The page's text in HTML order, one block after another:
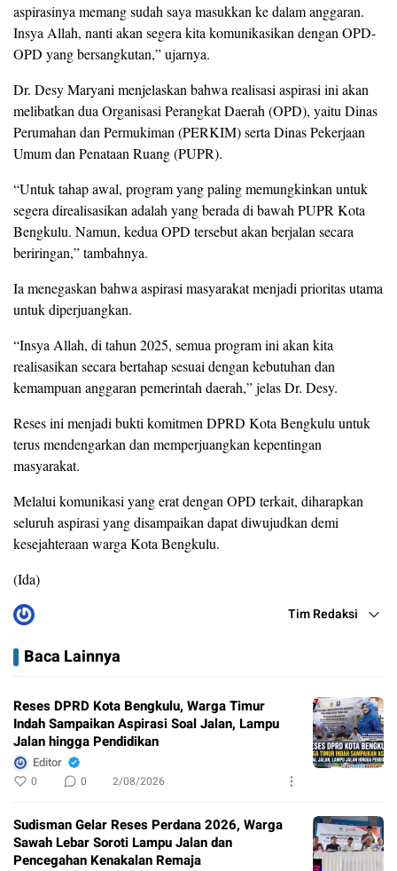
aspirasinya memang sudah saya masukkan ke dalam anggaran.
Insya Allah, nanti akan segera kita komunikasikan dengan OPD-
OPD yang bersangkutan,” ujarnya.
Dr. Desy Maryani menjelaskan bahwa realisasi aspirasi ini akan
melibatkan dua Organisasi Perangkat Daerah (OPD), yaitu Dinas
Perumahan dan Permukiman (PERKIM) serta Dinas Pekerjaan
Umum dan Penataan Ruang (PUPR).
“Untuk tahap awal, program yang paling memungkinkan untuk
segera direalisasikan adalah yang berada di bawah PUPR Kota
Bengkulu. Namun, kedua OPD tersebut akan berjalan secara
beriringan,” tambahnya.
Ia menegaskan bahwa aspirasi masyarakat menjadi prioritas utama
untuk diperjuangkan.
“Insya Allah, di tahun 2025, semua program ini akan kita
realisasikan secara bertahap sesuai dengan kebutuhan dan
kemampuan anggaran pemerintah daerah,” jelas Dr. Desy.
Reses ini menjadi bukti komitmen DPRD Kota Bengkulu untuk
terus mendengarkan dan memperjuangkan kepentingan
masyarakat.
Melalui komunikasi yang erat dengan OPD terkait, diharapkan
seluruh aspirasi yang disampaikan dapat diwujudkan demi
kesejahteraan warga Kota Bengkulu.
(Ida)
Tim Redaksi
Baca Lainnya
Reses DPRD Kota Bengkulu, Warga Timur
Indah Sampaikan Aspirasi Soal Jalan, Lampu
Jalan hingga Pendidikan
Editor
0 0 2/08/2026
Sudisman Gelar Reses Perdana 2026, Warga
Sawah Lebar Soroti Lampu Jalan dan
Pencegahan Kenakalan Remaja